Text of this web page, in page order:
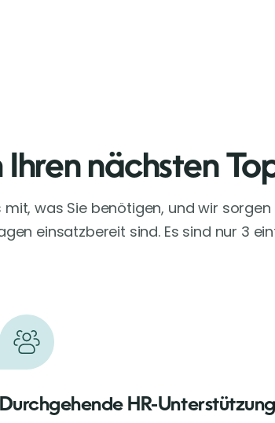
nächsten
mit, was Sie benötigen, und wir
einsatzbereit sind. Es sind nur 3
Durchgehende HR-Unterstützung